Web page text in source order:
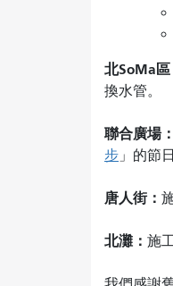
北SoMa區
換水管。
聯合廣場：
步 」的節
唐人街：
北灘： 施